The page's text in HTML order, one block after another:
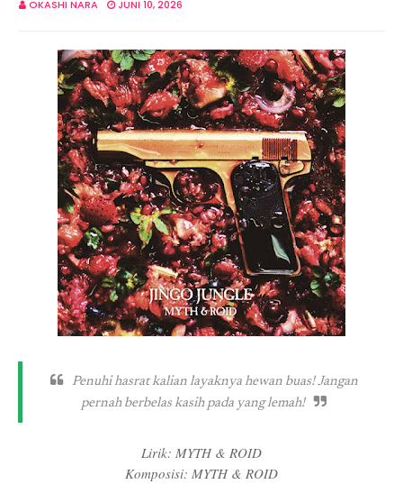
OKASHI NARA JUNI 10, 2026
Penuhi hasrat kalian layaknya hewan buas! Jangan
pernah berbelas kasih pada yang lemah!
Lirik: MYTH & ROID
Komposisi: MYTH & ROID